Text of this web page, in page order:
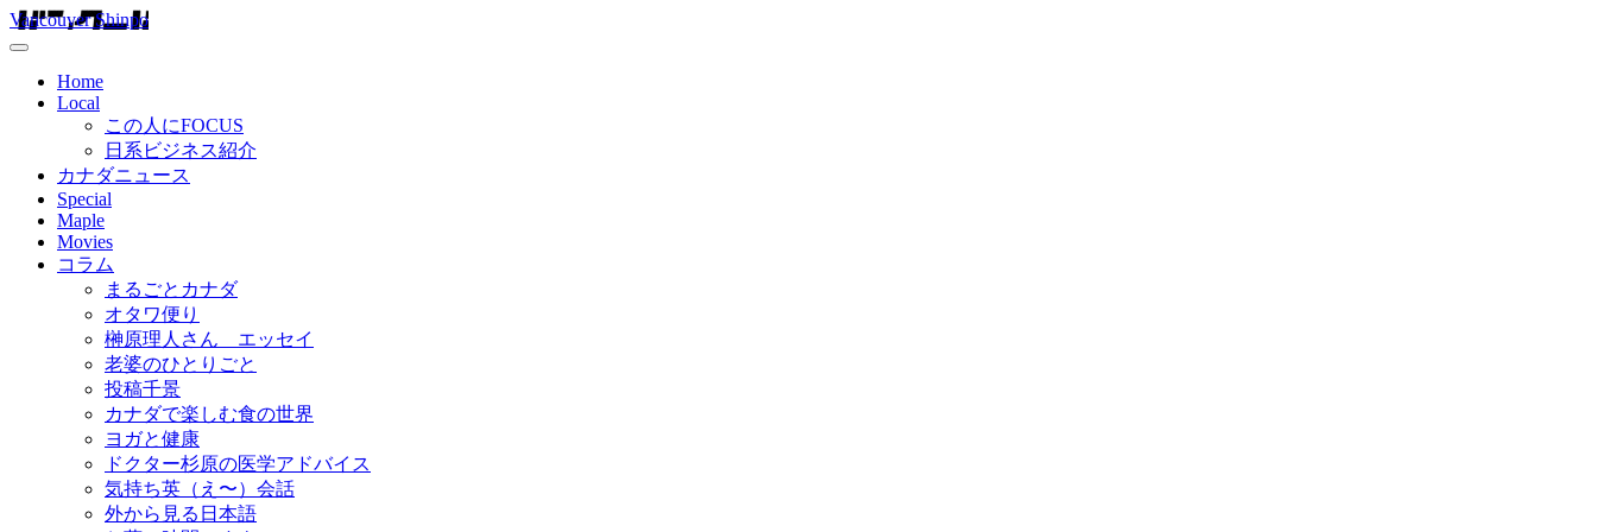
Vancouver Shinpo
Home
Local
この人にFOCUS
日系ビジネス紹介
カナダニュース
Special
Maple
Movies
コラム
まるごとカナダ
オタワ便り
榊原理人さん エッセイ
老婆のひとりごと
投稿千景
カナダで楽しむ食の世界
ヨガと健康
ドクター杉原の医学アドバイス
気持ち英（え〜）会話
外から見る日本語